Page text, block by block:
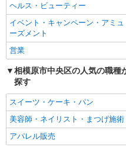
原市中央区上
SOMPOケア ラヴィーレ 淵野
時給1290
給（5:00〜
ましたら、
の確認もい
記金額は働
神奈川県
未経験歓迎
女性活躍中
フリーター歓迎
ブランクOK
エルダー（50代～）活躍中
禁煙・分煙
自転車通勤OK
副業・WワークOK
ヘルス・ビューティー
イベント・キャンペーン・アミュ
ーズメント
営業
相模原市中央区の人気の職種
探す
スイーツ・ケーキ・パン
美容師・ネイリスト・まつげ施術
アパレル販売